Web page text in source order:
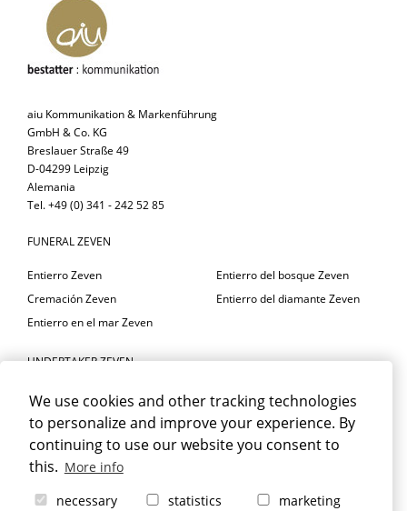
We use cookies and other tracking technologies
to personalize and improve your experience. By
continuing to use our website you consent to
this. More info
necessary
statistics marketing
aiu Kommunikation & Markenführung
GmbH & Co. KG
Breslauer Straße 49
D-04299 Leipzig
Alemania
Tel. +49 (0) 341 - 242 52 85
FUNERAL ZEVEN
Entierro Zeven
Cremación Zeven
Entierro en el mar Zeven
Entierro del bosque Zeven
Entierro del diamante Zeven
UNDERTAKER ZEVEN
Servicio fúnebre Zeven
Asesoramiento en materia de
duelo Zeven
Funeral Zeven
Floristería funeraria Zeven
Sala de luto Zeven